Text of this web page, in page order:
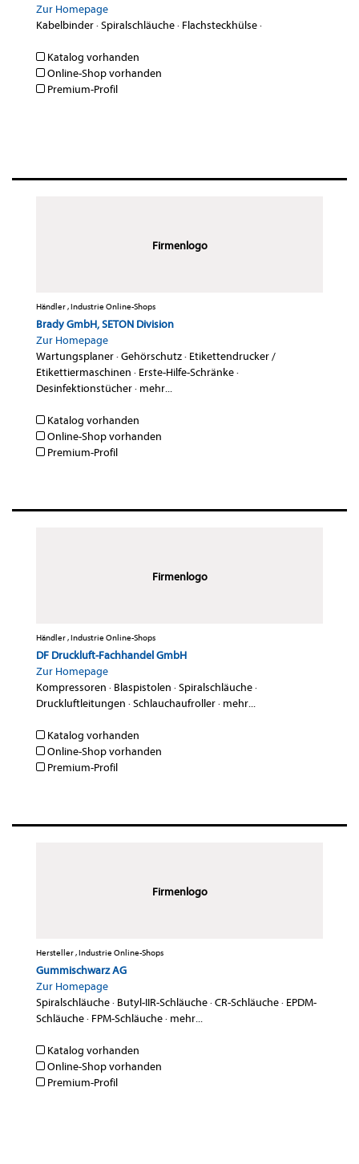
Zur Homepage
Kabelbinder·Spiralschläuche· Flachsteckhülse·
Katalog vorhanden
Online-Shop vorhanden
Premium-Profil
Firmenlogo
Händler , Industrie Online-Shops
Brady GmbH, SETON Division
Zur Homepage
Wartungsplaner·Gehörschutz· Etikettendrucker /
Etikettiermaschinen · Erste-Hilfe-Schränke·
Desinfektionstücher· mehr...
Katalog vorhanden
Online-Shop vorhanden
Premium-Profil
Firmenlogo
Händler , Industrie Online-Shops
DF Druckluft-Fachhandel GmbH
Zur Homepage
Kompressoren · Blaspistolen ·Spiralschläuche·
Druckluftleitungen ·Schlauchaufroller· mehr...
Katalog vorhanden
Online-Shop vorhanden
Premium-Profil
Firmenlogo
Hersteller , Industrie Online-Shops
Gummischwarz AG
Zur Homepage
Spiralschläuche· Butyl-IIR-Schläuche·CR-Schläuche· EPDM-
Schläuche· FPM-Schläuche· mehr...
Katalog vorhanden
Online-Shop vorhanden
Premium-Profil